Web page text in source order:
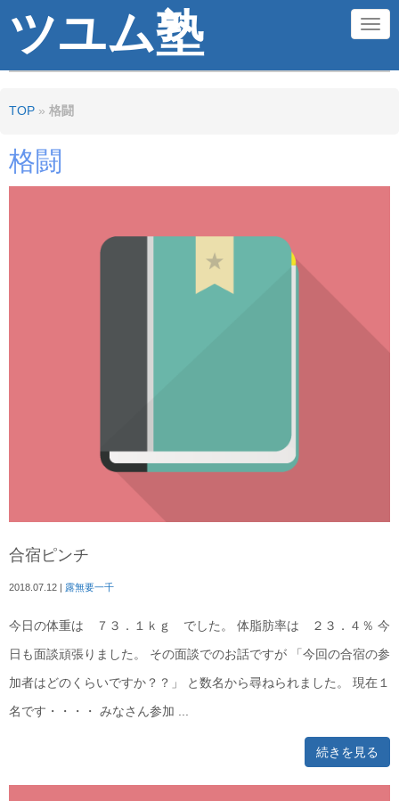
ツユム塾 N
TOP » 格闘
格闘
合宿ピンチ
2018.07.12 | 露無要一千
今日の体重は ７３．１ｋｇ でした。 体脂肪率は ２３．４％ 今
日も面談頑張りました。 その面談でのお話ですが 「今回の合宿の参
加者はどのくらいですか？？」 と数名から尋ねられました。 現在１
名です・・・・ みなさん参加 ...
続きを見る